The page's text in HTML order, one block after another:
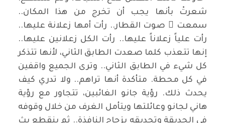
شعرتْ بأنها يجب أن تخرج من هذا المكان..
سمعت ْ صوت القطار.. رأت أمها زعلانة عليها..
رأت علياً زعلاناً عليها.. رأت الكل زعلانين عليها..
إنها تتعذب كلما صعدت الطابق الثاني، لأنها تتذكر
كل شيء في الطابق الثاني.. وترى الجميع واقفين
في كل محطة. متأكدة أنها تراهم.. ولا تدري كيف
يحدث ذلك. رؤية جانو الغائبين، تتجاور مع رؤية
هاني لجانو وعائلتها ويتأمل الغرف من خلال وقوفه
في الحديقة وتحديقه بزجاج النافذة.. ثم ينقطع بث